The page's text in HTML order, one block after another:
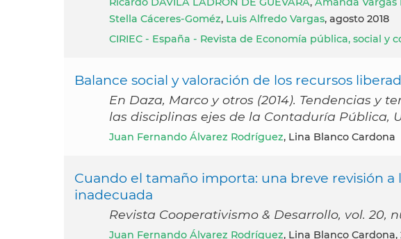
Stella Cáceres-Goméz, Luis Alfredo Vargas, agosto 2018
CIRIEC - España - Revista de Economía pública, social y
Balance social y valoración de los recursos
En Daza, Marco y otros (2014). Tendencias y
las disciplinas ejes de la Contaduría Pública,
Juan Fernando Álvarez Rodríguez, Lina Blanco Cardona
Cuando el tamaño importa: una breve revisión
inadecuada
Revista Cooperativismo & Desarrollo, vol. 20,
Juan Fernando Álvarez Rodríguez, Lina Blanco Cardona,